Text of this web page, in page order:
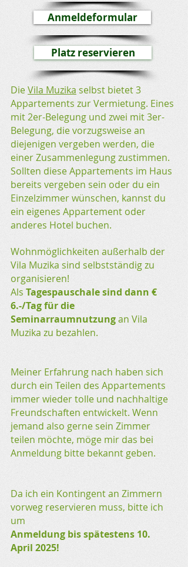
Anmeldeformular
Platz reservieren
DieVila Muzika selbst bietet 3
Appartements zur Vermietung. Eines
mit 2er-Belegung und zwei mit 3er-
Belegung, die vorzugsweise an
diejenigen vergeben werden, die
einer Zusammenlegung zustimmen.
Sollten diese Appartements im Haus
bereits vergeben sein oder du ein
Einzelzimmer wünschen, kannst du
ein eigenes Appartement oder
anderes Hotel buchen.
Wohnmöglichkeiten außerhalb der
Vila Muzika sind selbstständig zu
organisieren!
Als Tagespauschale sind dann €
6.-/Tag für die
Seminarraumnutzungan Vila
Muzika zu bezahlen.
Meiner Erfahrung nach haben sich
durch ein Teilen des Appartements
immer wieder tolle und nachhaltige
Freundschaften entwickelt. Wenn
jemand also gerne sein Zimmer
teilen möchte, möge mir das bei
Anmeldung bitte bekannt geben.
Da ich ein Kontingent an Zimmern
vorweg reservieren muss, bitte ich
um
Anmeldung bis spätestens 10.
April 2025!